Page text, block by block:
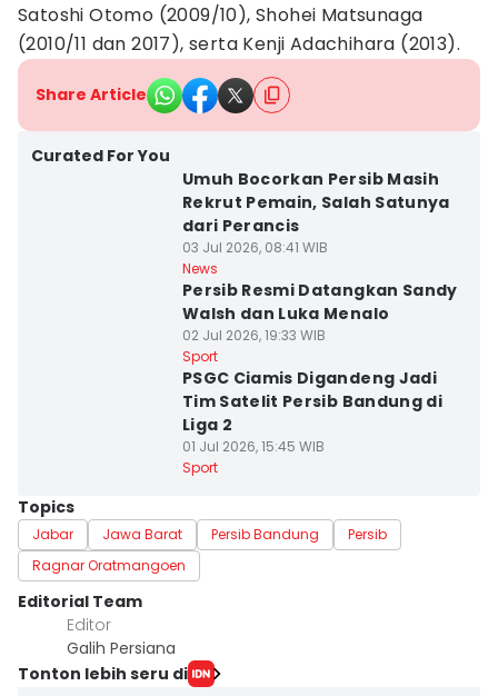
Satoshi Otomo (2009/10), Shohei Matsunaga
(2010/11 dan 2017), serta Kenji Adachihara (2013).
Share Article
Curated For You
Umuh Bocorkan Persib Masih
Rekrut Pemain, Salah Satunya
dari Perancis
03 Jul 2026, 08:41 WIB
News
Persib Resmi Datangkan Sandy
Walsh dan Luka Menalo
02 Jul 2026, 19:33 WIB
Sport
PSGC Ciamis Digandeng Jadi
Tim Satelit Persib Bandung di
Liga 2
01 Jul 2026, 15:45 WIB
Sport
Topics
Jabar Jawa Barat Persib Bandung
Persib
Ragnar Oratmangoen
Editorial Team
Editor
Galih Persiana
Tonton lebih seru di